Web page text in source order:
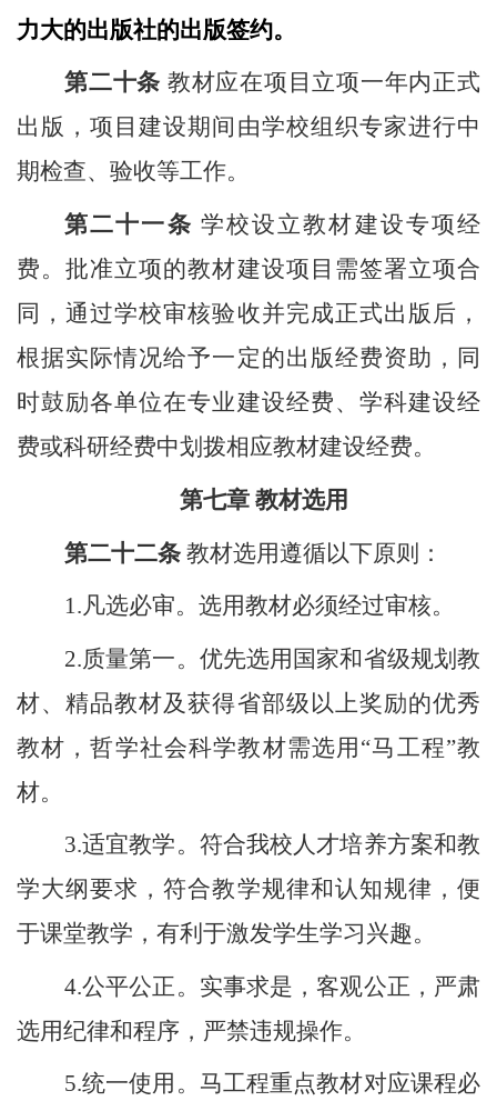
力大的出版社的出版签约。
第二十条 教材应在项目立项一年内正式
出版，项目建设期间由学校组织专家进行中
期检查、验收等工作。
第二十一条 学校设立教材建设专项经
费。批准立项的教材建设项目需签署立项合
同，通过学校审核验收并完成正式出版后，
根据实际情况给予一定的出版经费资助，同
时鼓励各单位在专业建设经费、学科建设经
费或科研经费中划拨相应教材建设经费。
第七章 教材选用
第二十二条 教材选用遵循以下原则：
1.凡选必审。选用教材必须经过审核。
2.质量第一。优先选用国家和省级规划教
材、精品教材及获得省部级以上奖励的优秀
教材，哲学社会科学教材需选用“马工程”教
材。
3.适宜教学。符合我校人才培养方案和教
学大纲要求，符合教学规律和认知规律，便
于课堂教学，有利于激发学生学习兴趣。
4.公平公正。实事求是，客观公正，严肃
选用纪律和程序，严禁违规操作。
5.统一使用。马工程重点教材对应课程必